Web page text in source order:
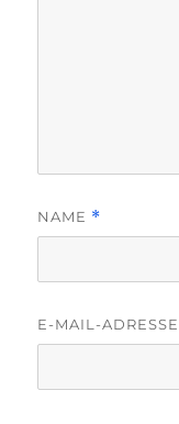
NAME *
E-MAIL-ADRESSE